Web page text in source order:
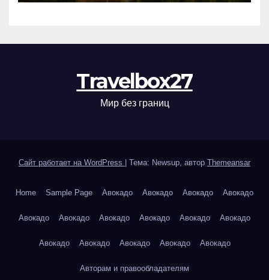
Travelbox27
Мир без границ
Сайт работает на WordPress Тема: Newsup, автор Themeansar
Home Sample Page Авокадо Авокадо Авокадо Авокадо
Авокадо Авокадо Авокадо Авокадо Авокадо Авокадо
Авокадо Авокадо Авокадо Авокадо Авокадо
Авторам и правообладателям